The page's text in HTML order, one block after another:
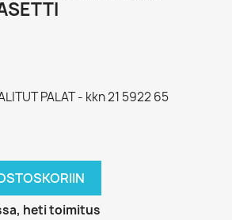
PALAT - kkn 21 5922 65
heti toimitus